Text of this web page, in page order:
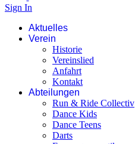
Sign In
Aktuelles
Verein
Historie
Vereinslied
Anfahrt
Kontakt
Abteilungen
Run & Ride Collectiv
Dance Kids
Dance Teens
Darts